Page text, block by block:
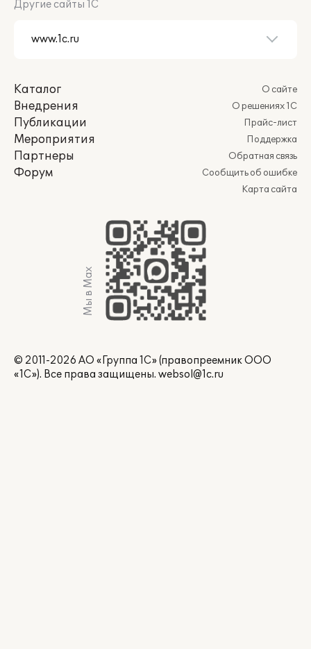
Другие сайты 1С
Каталог
Внедрения
Публикации
Мероприятия
Партнеры
Форум
О сайте
О решениях 1С
Прайс-лист
Поддержка
Обратная связь
Сообщить об ошибке
Карта сайта
Мы в Max
© 2011-2026 АО «Группа 1С» (правопреемник ООО
«1С»). Все права защищены. websol@1c.ru